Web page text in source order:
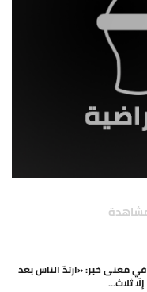
مشاهدة
معنى خبر: «ارتدّ الناس بعد
ثلاث...